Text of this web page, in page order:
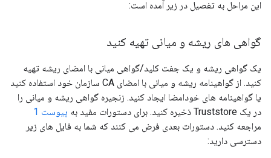
این مراحل به تفصیل در زیر آمده است:
گواهی های ریشه و میانی تهیه کنید
یک گواهی ریشه و یک جفت کلید/گواهی میانی با امضای ریشه تهیه
کنید. از گواهینامه ریشه و میانی با امضای CA سازمان خود استفاده کنید
یا گواهینامه های خودامضا ایجاد کنید. زنجیره گواهی ریشه و میانی را
در یک Truststore ذخیره کنید. برای دستورات مفید به
پیوست 1
مراجعه کنید. دستورات بعدی فرض می کنند که شما به فایل های زیر
دسترسی دارید: